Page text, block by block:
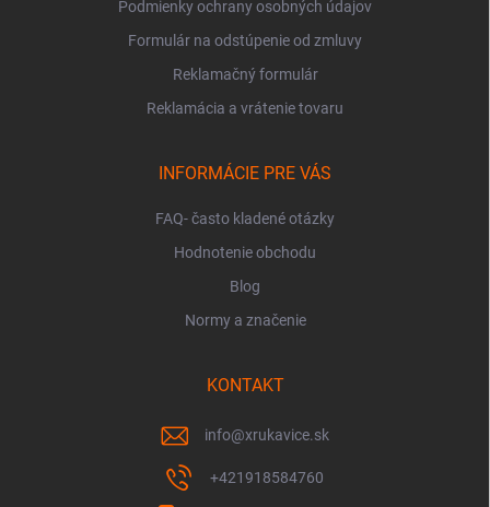
Podmienky ochrany osobných údajov
Formulár na odstúpenie od zmluvy
Reklamačný formulár
Reklamácia a vrátenie tovaru
INFORMÁCIE PRE VÁS
FAQ- často kladené otázky
Hodnotenie obchodu
Blog
Normy a značenie
KONTAKT
info@xrukavice.sk
+421918584760